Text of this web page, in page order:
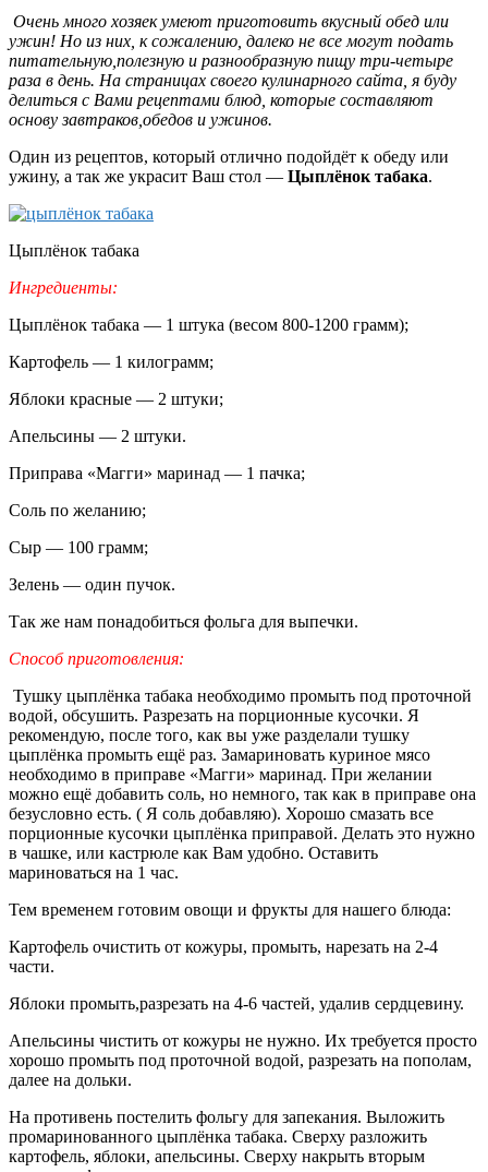
Очень много хозяек умеют приготовить вкусный обед или
ужин! Но из них, к сожалению, далеко не все могут подать
питательную,полезную и разнообразную пищу три-четыре
раза в день. На страницах своего кулинарного сайта, я буду
делиться с Вами рецептами блюд, которые составляют
основу завтраков,обедов и ужинов.
Один из рецептов, который отлично подойдёт к обеду или
ужину, а так же украсит Ваш стол — Цыплёнок табака.
Цыплёнок табака
Ингредиенты:
Цыплёнок табака — 1 штука (весом 800-1200 грамм);
Картофель — 1 килограмм;
Яблоки красные — 2 штуки;
Апельсины — 2 штуки.
Приправа «Магги» маринад — 1 пачка;
Соль по желанию;
Сыр — 100 грамм;
Зелень — один пучок.
Так же нам понадобиться фольга для выпечки.
Способ приготовления:
Тушку цыплёнка табака необходимо промыть под проточной
водой, обсушить. Разрезать на порционные кусочки. Я
рекомендую, после того, как вы уже разделали тушку
цыплёнка промыть ещё раз. Замариновать куриное мясо
необходимо в приправе «Магги» маринад. При желании
можно ещё добавить соль, но немного, так как в приправе она
безусловно есть. ( Я соль добавляю). Хорошо смазать все
порционные кусочки цыплёнка приправой. Делать это нужно
в чашке, или кастрюле как Вам удобно. Оставить
мариноваться на 1 час.
Тем временем готовим овощи и фрукты для нашего блюда:
Картофель очистить от кожуры, промыть, нарезать на 2-4
части.
Яблоки промыть,разрезать на 4-6 частей, удалив сердцевину.
Апельсины чистить от кожуры не нужно. Их требуется просто
хорошо промыть под проточной водой, разрезать на пополам,
далее на дольки.
На противень постелить фольгу для запекания. Выложить
промаринованного цыплёнка табака. Сверху разложить
картофель, яблоки, апельсины. Сверху накрыть вторым